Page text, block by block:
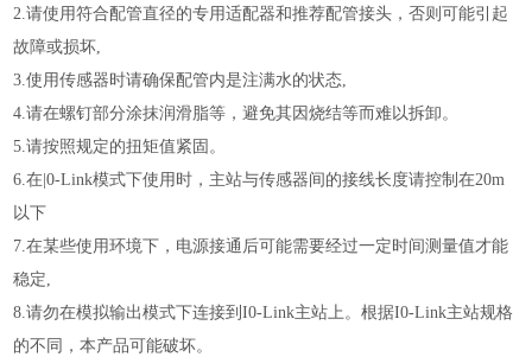
2.请使用符合配管直径的专用适配器和推荐配管接头，否则可能引起
故障或损坏,
3.使用传感器时请确保配管内是注满水的状态,
4.请在螺钉部分涂抹润滑脂等，避免其因烧结等而难以拆卸。
5.请按照规定的扭矩值紧固。
6.在|0-Link模式下使用时，主站与传感器间的接线长度请控制在20m
以下
7.在某些使用环境下，电源接通后可能需要经过一定时间测量值才能
稳定,
8.请勿在模拟输出模式下连接到I0-Link主站上。根据I0-Link主站规格
的不同，本产品可能破坏。